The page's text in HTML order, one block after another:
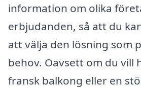
information om olika
erbjudanden, så att du
att välja den lösning som
behov. Oavsett om du vill
fransk balkong eller en